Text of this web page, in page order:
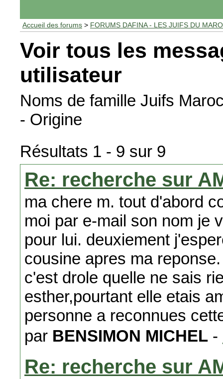
Accueil des forums > FORUMS DAFINA - LES JUIFS DU
Voir tous les
utilisateur
Noms de famille Juifs
- Origine
Résultats 1 - 9 sur 9
Re: recherche sur
ma chere m. tout d'abord
moi par e-mail son nom je
pour lui. deuxiement
cousine apres ma
c'est drole quelle ne sais
esther,pourtant elle etais
personne a reconnues
par BENSIMON MICHEL -
Re: recherche sur